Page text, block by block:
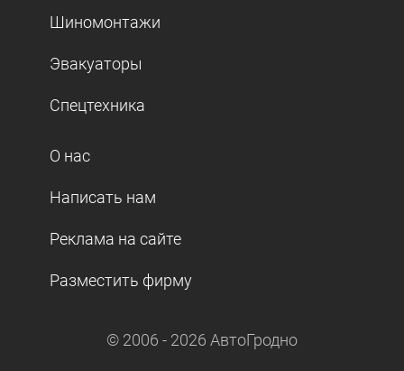
Шиномонтажи
Эвакуаторы
Спецтехника
О нас
Написать нам
Реклама на сайте
Разместить фирму
© 2006 - 2026 АвтоГродно